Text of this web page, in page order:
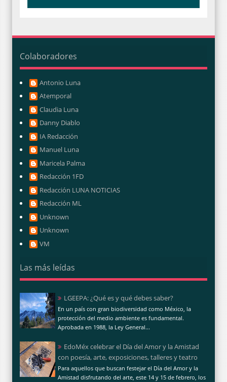
Colaboradores
Antonio Luna
Atemporal
Claudia Luna
Danny Diablo
IA Redacción
Manuel Luna
Maricela Palma
Redacción 1FD
Redacción LUNA NOTICIAS
Redacción ML
Unknown
Unknown
VM
Las más leídas
LGEEPA: ¿Qué es y qué debes saber?
En un país con gran biodiversidad como México, la
protección del medio ambiente es fundamental.
Aprobada en 1988, la Ley General...
EdoMéx celebrar el Día del Amor y la Amistad
con poesía, arte, exposiciones, talleres y teatro
Para aquellos que buscan festejar el Día del Amor y la
Amistad disfrutando del arte, este 14 y 15 de febrero, los